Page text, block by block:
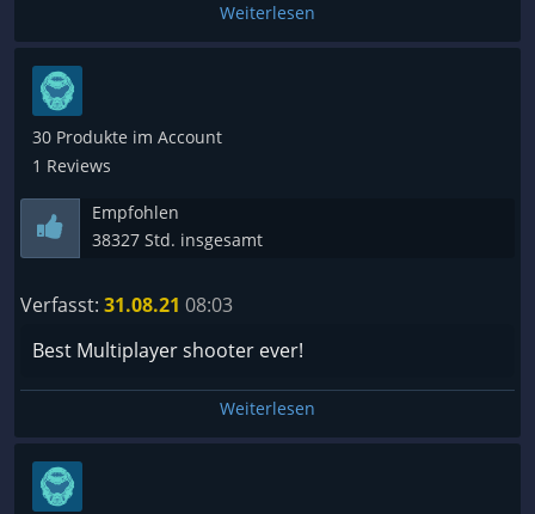
Weiterlesen
30 Produkte im Account
1 Reviews
Empfohlen
38327 Std. insgesamt
Verfasst: 31.08.21 08:03
Best Multiplayer shooter ever!
Weiterlesen